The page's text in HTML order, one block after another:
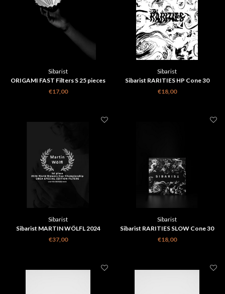
Sibarist
ORIGAMI FAST Filters S 25 pieces
€17,00
Sibarist
Sibarist RARITIES HP Cone 30
stuks
€18,00
Sibarist
Sibarist MARTIN WÖLFL 2024
WORLD CHAMPION PACK (FAST
€37,00
Sibarist
Sibarist RARITIES SLOW Cone 30
st
€18,00